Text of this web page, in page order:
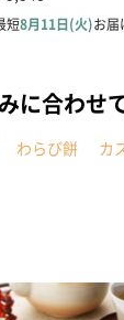
に合わせ
わらび餅 カ